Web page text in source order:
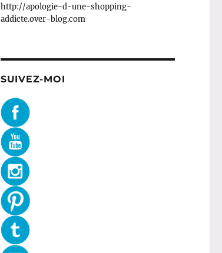
http://apologie-d-une-shopping-
addicte.over-blog.com
SUIVEZ-MOI